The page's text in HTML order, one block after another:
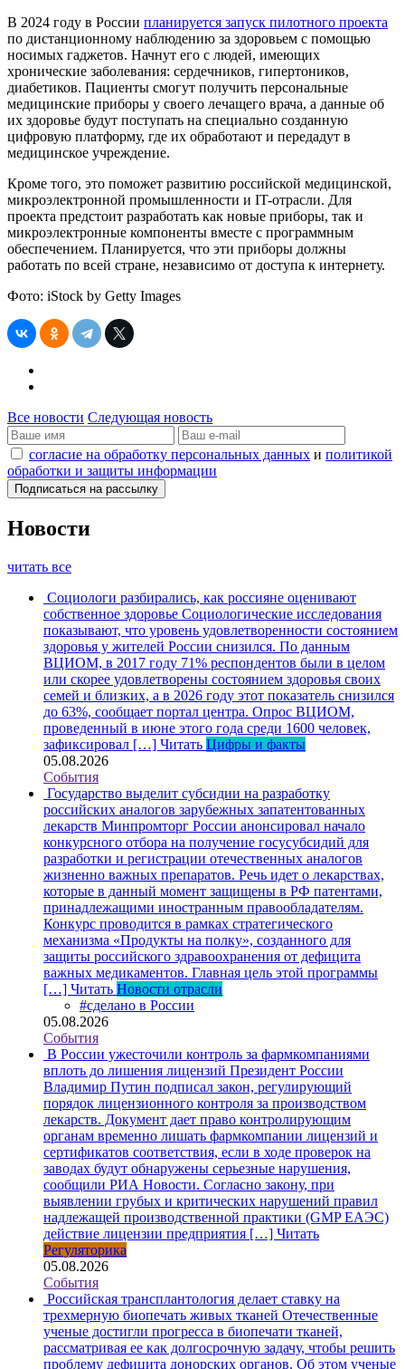
В 2024 году в России планируется запуск пилотного проекта
по дистанционному наблюдению за здоровьем с помощью
носимых гаджетов. Начнут его с людей, имеющих
хронические заболевания: сердечников, гипертоников,
диабетиков. Пациенты смогут получить персональные
медицинские приборы у своего лечащего врача, а данные об
их здоровье будут поступать на специально созданную
цифровую платформу, где их обработают и передадут в
медицинское учреждение.
Кроме того, это поможет развитию российской медицинской,
микроэлектронной промышленности и IT-отрасли. Для
проекта предстоит разработать как новые приборы, так и
микроэлектронные компоненты вместе с программным
обеспечением. Планируется, что эти приборы должны
работать по всей стране, независимо от доступа к интернету.
Фото: iStock by Getty Images
Все новости Следующая новость
согласие на обработку персональных данных и политикой
обработки и защиты информации
Новости
читать все
Социологи разбирались, как россияне оценивают
собственное здоровье Социологические исследования
показывают, что уровень удовлетворенности состоянием
здоровья у жителей России снизился. По данным
ВЦИОМ, в 2017 году 71% респондентов были в целом
или скорее удовлетворены состоянием здоровья своих
семей и близких, а в 2026 году этот показатель снизился
до 63%, сообщает портал центра. Опрос ВЦИОМ,
проведенный в июне этого года среди 1600 человек,
зафиксировал […] Читать Цифры и факты
05.08.2026
События
Государство выделит субсидии на разработку
российских аналогов зарубежных запатентованных
лекарств Минпромторг России анонсировал начало
конкурсного отбора на получение госусубсидий для
разработки и регистрации отечественных аналогов
жизненно важных препаратов. Речь идет о лекарствах,
которые в данный момент защищены в РФ патентами,
принадлежащими иностранным правообладателям.
Конкурс проводится в рамках стратегического
механизма «Продукты на полку», созданного для
защиты российского здравоохранения от дефицита
важных медикаментов. Главная цель этой программы
[…] Читать Новости отрасли
#сделано в России
05.08.2026
События
В России ужесточили контроль за фармкомпаниями
вплоть до лишения лицензий Президент России
Владимир Путин подписал закон, регулирующий
порядок лицензионного контроля за производством
лекарств. Документ дает право контролирующим
органам временно лишать фармкомпании лицензий и
сертификатов соответствия, если в ходе проверок на
заводах будут обнаружены серьезные нарушения,
сообщили РИА Новости. Согласно закону, при
выявлении грубых и критических нарушений правил
надлежащей производственной практики (GMP ЕАЭС)
действие лицензии предприятия […] Читать
Регуляторика
05.08.2026
События
Российская трансплантология делает ставку на
трехмерную биопечать живых тканей Отечественные
ученые достигли прогресса в биопечати тканей,
рассматривая ее как долгосрочную задачу, чтобы решить
проблему дефицита донорских органов. Об этом ученые